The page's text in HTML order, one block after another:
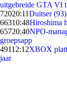
uitgebreide GTA VI
72020:11Duitser
66310:48Hiroshima
65720:40NPO-
groepsapp
49112:12XBOX
jaar